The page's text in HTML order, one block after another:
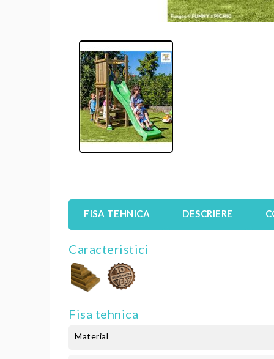
FISA TEHNICA DESCRIERE
Caracteristici
Fisa tehnica
Material